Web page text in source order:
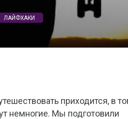
ЛАЙФХАКИ
приходится, в
немногие. Мы подготовили